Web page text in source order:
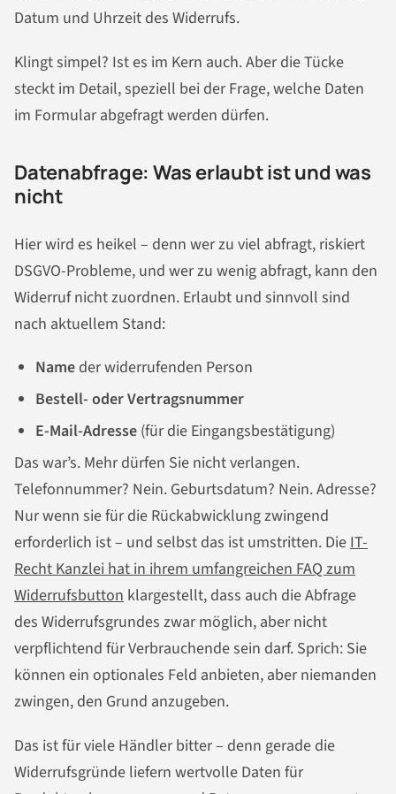
Datum und Uhrzeit des Widerrufs.
Klingt simpel? Ist es im Kern auch. Aber die Tücke
steckt im Detail, speziell bei der Frage, welche Daten
im Formular abgefragt werden dürfen.
Datenabfrage: Was erlaubt ist und was
nicht
Hier wird es heikel – denn wer zu viel abfragt, riskiert
DSGVO-Probleme, und wer zu wenig abfragt, kann den
Widerruf nicht zuordnen. Erlaubt und sinnvoll sind
nach aktuellem Stand:
Name der widerrufenden Person
Bestell- oder Vertragsnummer
E-Mail-Adresse (für die Eingangsbestätigung)
Das war’s. Mehr dürfen Sie nicht verlangen.
Telefonnummer? Nein. Geburtsdatum? Nein. Adresse?
Nur wenn sie für die Rückabwicklung zwingend
erforderlich ist – und selbst das ist umstritten. DieIT-
Recht Kanzlei hat in ihrem umfangreichen FAQ zum
Widerrufsbutton klargestellt, dass auch die Abfrage
des Widerrufsgrundes zwar möglich, aber nicht
verpflichtend für Verbrauchende sein darf. Sprich: Sie
können ein optionales Feld anbieten, aber niemanden
zwingen, den Grund anzugeben.
Das ist für viele Händler bitter – denn gerade die
Widerrufsgründe liefern wertvolle Daten für